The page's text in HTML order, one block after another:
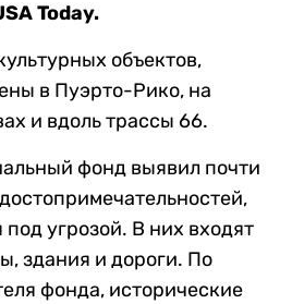
Today.
объектов,
в Пуэрто-Рико, на
и вдоль трассы 66.
фонд выявил почти
угрозой. В них входят
здания и дороги. По
фонда, исторические